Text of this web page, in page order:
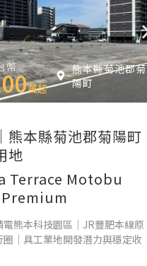
幣
萬起
熊本縣菊池郡菊
陽町
熊本縣菊池郡菊陽町
地
Terrace Motobu
電熊本科技園區｜JR豐肥本線原
圈｜具工業地開發潛力與穩定收